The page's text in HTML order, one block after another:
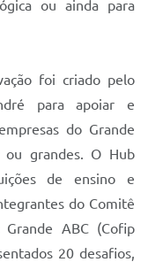
ou ainda para
foi criado pelo
para apoiar e
do Grande
ou grandes. O Hub
de ensino e
do Comitê
ABC (Cofip
20 desafios,